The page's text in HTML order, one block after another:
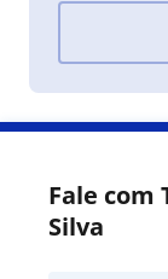
Fale com
Silva